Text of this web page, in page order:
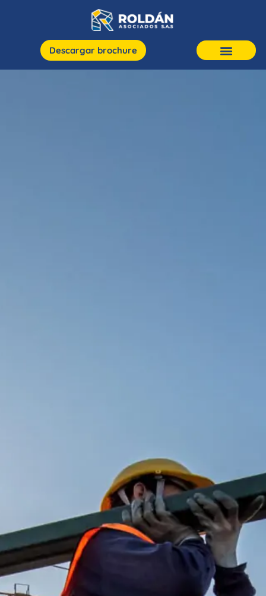
Descargar brochure